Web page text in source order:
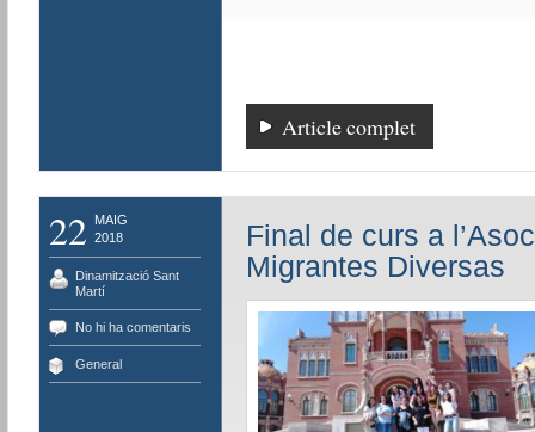
Article complet
22
MAIG
2018
Dinamització Sant
Martí
No hi ha comentaris
General
Final de curs a
Migrantes Diversas